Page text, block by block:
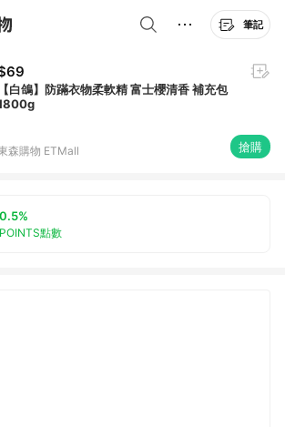
筆記
【白鴿】防蹣衣物柔軟精 富士櫻清香 補充包
森購物 ETMall 搶購
點數